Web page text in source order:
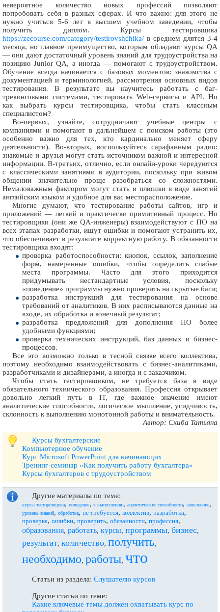
невероятное количество новых профессий позволяют
попробовать себя в разных сферах. И что важно: для этого не
нужно учиться 5-6 лет в высшем учебном заведении, чтобы
получить диплом. Курсы тестировщика
https://zecourse.com/category/testirovshchika/ в среднем длятся 3-4
месяца, но главное преимущество, которым обладают курсы QA
— они дают достаточный уровень знаний для трудоустройства на
позицию Junior QA, а иногда — помогают с трудоустройством.
Обучение всегда начинается с базовых моментов: знакомства с
документацией и терминологией, рассмотрения основных видов
тестирования. В результате вы научитесь работать с баг-
трекинговыми системами, тестировать Web-сервисы и API. Но
как выбрать курсы тестировщика, чтобы стать классным
специалистом?
Во-первых, узнайте, сотрудничают учебные центры с
компаниями и помогают в дальнейшем с поиском работы (это
особенно важно для тех, кто кардинально меняет сферу
деятельности). Во-вторых, воспользуйтесь сарафанным радио:
знакомые и друзья могут стать источником важной и интересной
информации. В-третьих, отлично, если онлайн-уроки чередуются
с классическими занятиями в аудитории, поскольку при живом
общении значительно проще разобраться со сложностями.
Немаловажным фактором могут стать и плюшки в виде занятий
английским языком и удобное для вас месторасположение.
Многие думают, что тестирование работы сайтов, игр и
приложений — легкий и практически примитивный процесс. Но
тестировщики (они же QA-инженеры) взаимодействуют с ПО на
всех этапах разработки, ищут ошибки и помогают устранить их,
что обеспечивает в результате корректную работу. В обязанности
тестировщика входят:
проверка работоспособности: кнопок, ссылок, заполнение
форм, намеренные ошибки, чтобы определить слабые
места программы. Часто для этого приходится
придумывать нестандартные условия, поскольку
«поведение» программы нужно проверить на скрытые баги;
разработка инструкций для тестирования на основе
требований от аналитиков. В них расписываются данные на
входе, их обработка и конечный результат;
разработка предложений для дополнения ПО более
удобными функциями;
проверка технических инструкций, баз данных и бизнес-
процессов.
Все это возможно только в тесной связке всего коллектива,
поэтому необходимо взаимодействовать с бизнес-аналитиками,
разработчиками и дизайнерами, а иногда и с заказчиком.
Чтобы стать тестировщиком, не требуется база в виде
обязательного технического образования. Профессия открывает
довольно легкий путь в IT, где важное значение имеют
аналитические способности, логическое мышление, усидчивость,
склонность к выполнению монотонной работы и внимательность.
Автор: Скиба Татьяна
Курсы бухгалтерские
Компьютерное обучение
Курс Microsoft PowerPoint для начинающих
Тренинг-семинар «Как получить работу бухгалтера»
Курсы бухгалтеров с трудоустройством
Другие материалы по теме:
курсы тестировщика, поведение, к выполнению, аналитические способности, заполнение,
уровень знаний, обработка, не требуется, коллектив, разработка,
проверка, ошибки, проверить, обязанности, профессия,
образования, работать, курсы, программы, бизнес,
результат, количество, получить,
необходимо, работы, что
Статьи из раздела: Слушателю курсов
Другие статьи по теме:
Какие ключевые темы должен охватывать курс по